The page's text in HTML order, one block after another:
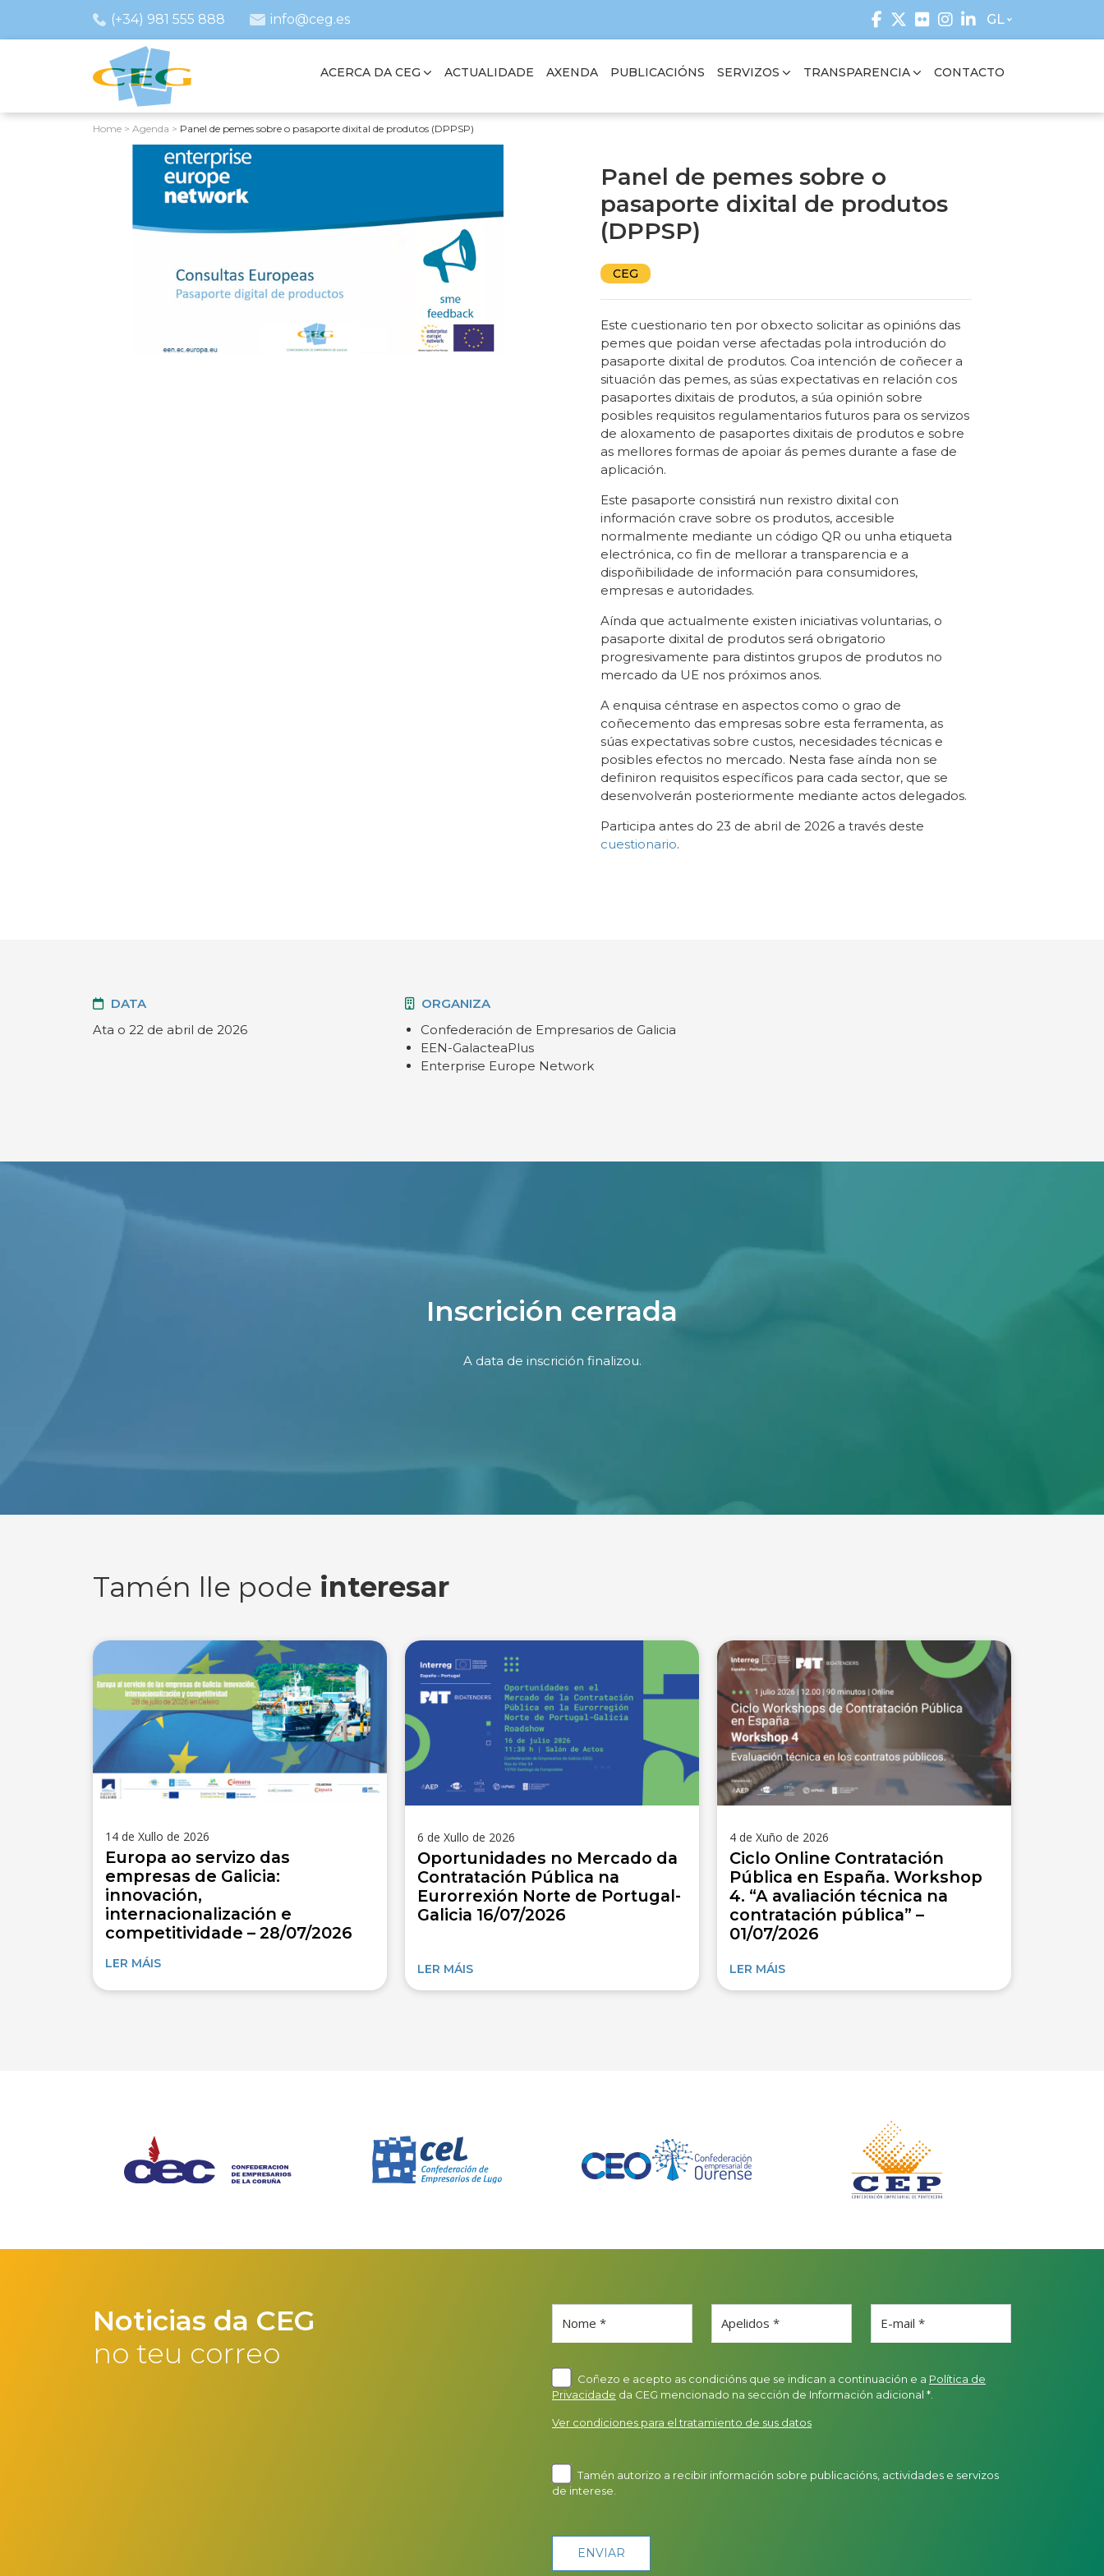
(+34) 981 555 888 info@ceg.es GL
ACERCA DA CEG ACTUALIDADE AXENDA PUBLICACIÓNS SERVIZOS TRANSPARENCIA CONTACTO
Home >Agenda > Panel de pemes sobre o pasaporte dixital de produtos (DPPSP)
Panel de pemes sobre o
pasaporte dixital de produtos
(DPPSP)
CEG
Este cuestionario ten por obxecto solicitar as opinións das
pemes que poidan verse afectadas pola introdución do
pasaporte dixital de produtos. Coa intención de coñecer a
situación das pemes, as súas expectativas en relación cos
pasaportes dixitais de produtos, a súa opinión sobre
posibles requisitos regulamentarios futuros para os servizos
de aloxamento de pasaportes dixitais de produtos e sobre
as mellores formas de apoiar ás pemes durante a fase de
aplicación.
Este pasaporte consistirá nun rexistro dixital con
información crave sobre os produtos, accesible
normalmente mediante un código QR ou unha etiqueta
electrónica, co fin de mellorar a transparencia e a
dispoñibilidade de información para consumidores,
empresas e autoridades.
Aínda que actualmente existen iniciativas voluntarias, o
pasaporte dixital de produtos será obrigatorio
progresivamente para distintos grupos de produtos no
mercado da UE nos próximos anos.
A enquisa céntrase en aspectos como o grao de
coñecemento das empresas sobre esta ferramenta, as
súas expectativas sobre custos, necesidades técnicas e
posibles efectos no mercado. Nesta fase aínda non se
definiron requisitos específicos para cada sector, que se
desenvolverán posteriormente mediante actos delegados.
Participa antes do 23 de abril de 2026 a través deste
cuestionario.
DATA
Ata o 22 de abril de 2026
ORGANIZA
Confederación de Empresarios de Galicia
EEN-GalacteaPlus
Enterprise Europe Network
Inscrición cerrada
A data de inscrición finalizou.
Tamén lle pode interesar
14 de Xullo de 2026
Europa ao servizo das
empresas de Galicia:
innovación,
internacionalización e
competitividade – 28/07/2026
LER MÁIS
6 de Xullo de 2026
Oportunidades no Mercado da
Contratación Pública na
Eurorrexión Norte de Portugal-
Galicia 16/07/2026
LER MÁIS
4 de Xuño de 2026
Ciclo Online Contratación
Pública en España. Workshop
4. “A avaliación técnica na
contratación pública” –
01/07/2026
LER MÁIS
Noticias da CEG
no teu correo
Nome * Apelidos * E-mail *
Coñezo e acepto as condicións que se indican a continuación e a Política de
Privacidade da CEG mencionado na sección de Información adicional *.
Ver condiciones para el tratamiento de sus datos
Tamén autorizo a recibir información sobre publicacións, actividades e servizos
de interese.